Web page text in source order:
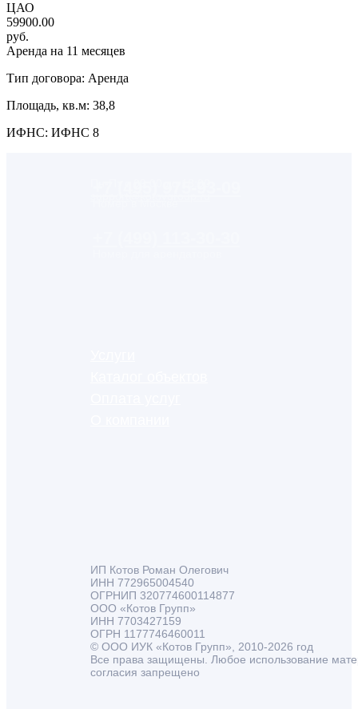
ЦАО
59900.00
руб.
Аренда на 11 месяцев
Тип договора: Аренда
Площадь, кв.м: 38,8
ИФНС: ИФНС 8
ИП Котов Роман Олегович
ИНН 772965004540
ОГРНИП 320774600114877
ООО «Котов Групп»
ИНН 7703427159
ОГРН 1177746460011
© ООО ИУК «Котов Групп», 2010-2026 год
Все права защищены. Любое использование
согласия запрещено